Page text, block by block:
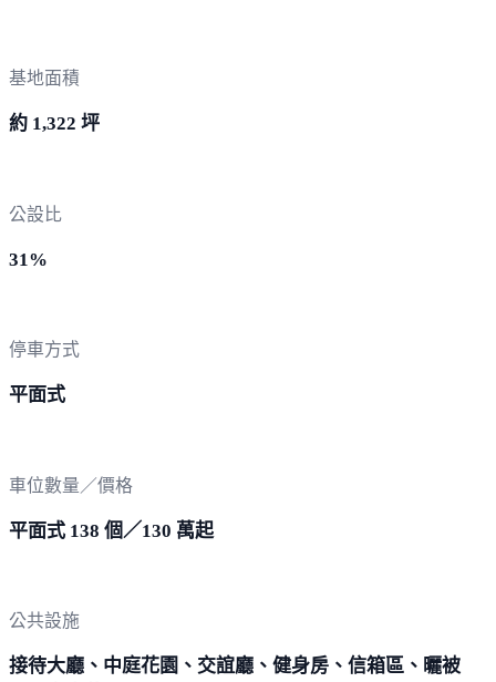
基地面積
約 1,322 坪
公設比
31%
停車方式
平面式
車位數量／價格
平面式 138 個／130 萬起
公共設施
接待大廳、中庭花園、交誼廳、健身房、信箱區、曬被